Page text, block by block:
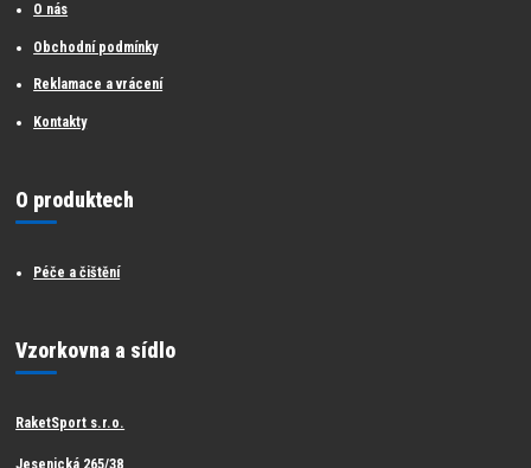
O nás
Obchodní podmínky
Reklamace a vrácení
Kontakty
O produktech
Péče a čištění
Vzorkovna a sídlo
RaketSport s.r.o.
Jesenická 265/38